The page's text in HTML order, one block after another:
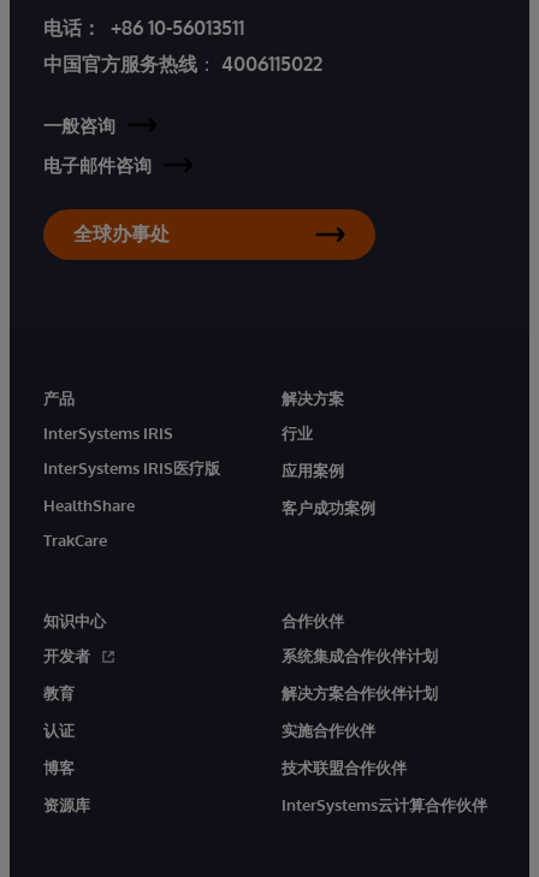
电话：
+86 10-56013511
中国官方服务热线 ： 4006115022
一般咨询
电子邮件咨询
全球办事处
产品
InterSystems IRIS
InterSystems IRIS医疗版
HealthShare
TrakCare
解决方案
行业
应用案例
客户成功案例
知识中心
开发者
教育
认证
博客
资源库
合作伙伴
系统集成合作伙伴计划
解决方案合作伙伴计划
实施合作伙伴
技术联盟合作伙伴
InterSystems云计算合作伙伴